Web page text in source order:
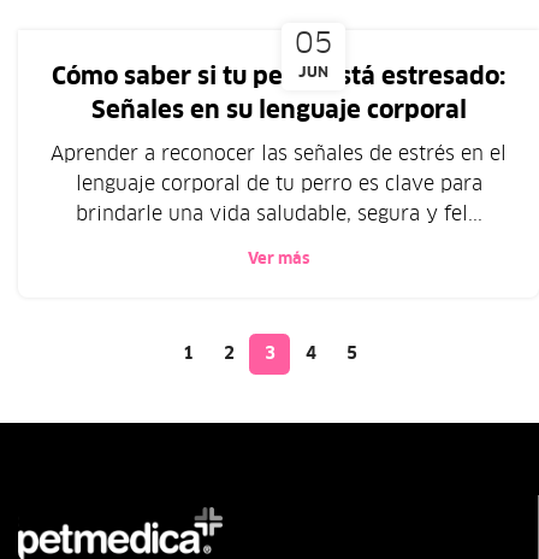
05
JUN
Cómo saber si tu perro está estresado:
Señales en su lenguaje corporal
Aprender a reconocer las señales de estrés en el
lenguaje corporal de tu perro es clave para
brindarle una vida saludable, segura y fel...
Ver más
1 2 3 4 5